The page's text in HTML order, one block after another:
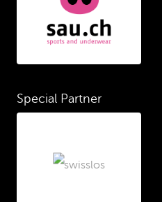
Special Partner